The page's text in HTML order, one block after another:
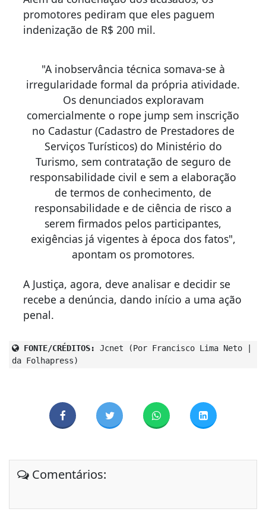
promotores pediram que eles paguem
indenização de R$ 200 mil.
"A inobservância técnica somava-se à
irregularidade formal da própria atividade.
Os denunciados exploravam
comercialmente o rope jump sem inscrição
no Cadastur (Cadastro de Prestadores de
Serviços Turísticos) do Ministério do
Turismo, sem contratação de seguro de
responsabilidade civil e sem a elaboração
de termos de conhecimento, de
responsabilidade e de ciência de risco a
serem firmados pelos participantes,
exigências já vigentes à época dos fatos",
apontam os promotores.
A Justiça, agora, deve analisar e decidir se
recebe a denúncia, dando início a uma ação
penal.
FONTE/CRÉDITOS:
Jcnet (Por Francisco Lima Neto |
da Folhapress)
Comentários: